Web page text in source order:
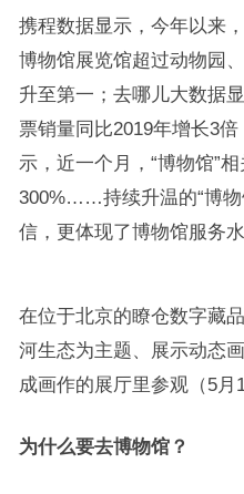
携程数据显示，今年以来
博物馆展览馆超过动物园
升至第一；去哪儿大数据
票销量同比2019年增长3
示，近一个月，“博物馆”
300%……持续升温的“博物
信，更体现了博物馆服务水
在位于北京的瞭仓数字藏
河生态为主题、展示动态
成画作的展厅里参观（5月
为什么要去博物馆？